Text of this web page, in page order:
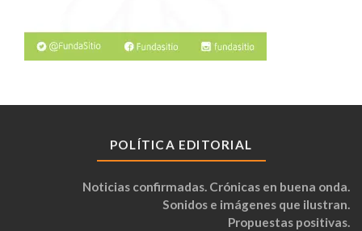
POLÍTICA EDITORIAL
Noticias confirmadas. Crónicas en buena onda.
Sonidos e imágenes que ilustran.
Propuestas positivas.